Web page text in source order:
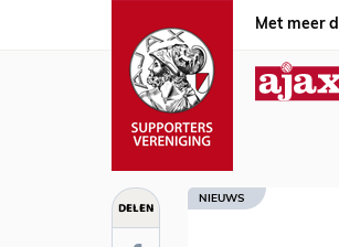
Met meer
DELEN NIEUWS